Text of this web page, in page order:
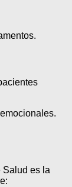
Salud es la